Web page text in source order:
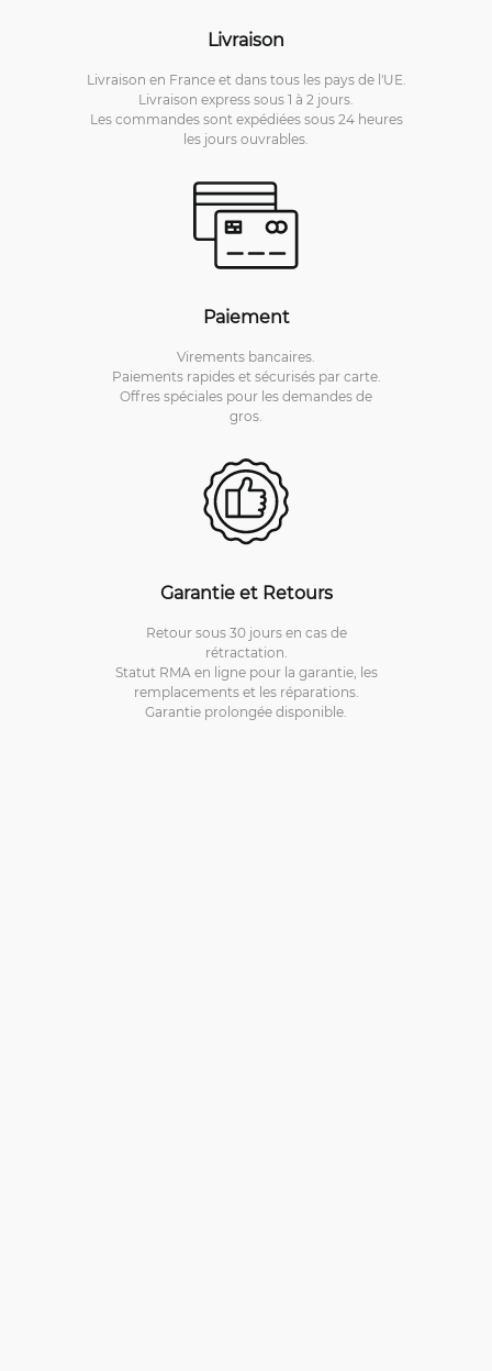
Livraison
Livraison en France et dans tous les pays de l'UE.
Livraison express sous 1 à 2 jours.
Les commandes sont expédiées sous 24 heures
les jours ouvrables.
Paiement
Virements bancaires.
Paiements rapides et sécurisés par carte.
Offres spéciales pour les demandes de
gros.
Garantie et Retours
Retour sous 30 jours en cas de
rétractation.
Statut RMA en ligne pour la garantie, les
remplacements et les réparations.
Garantie prolongée disponible.